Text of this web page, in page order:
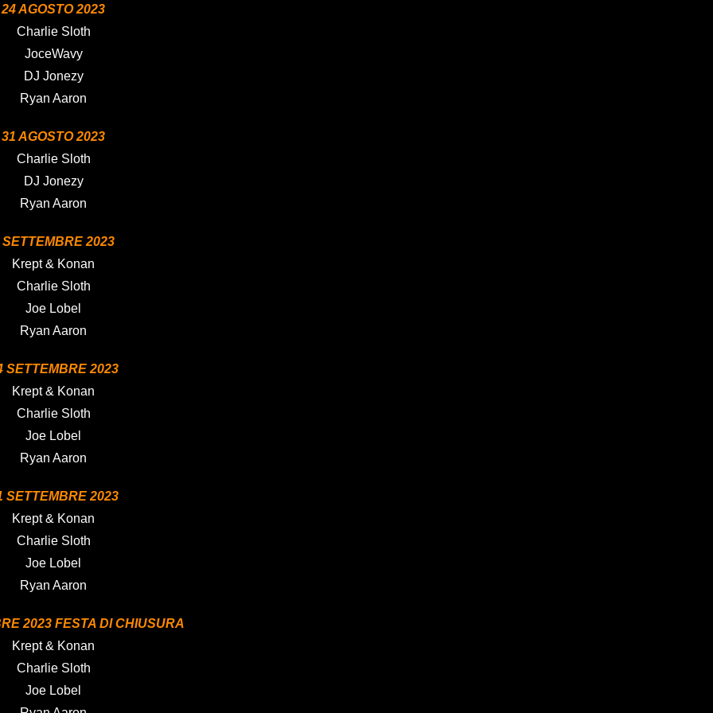
24 AGOSTO 2023
Charlie Sloth
JoceWavy
DJ Jonezy
Ryan Aaron
31 AGOSTO 2023
Charlie Sloth
DJ Jonezy
Ryan Aaron
SETTEMBRE 2023
Krept & Konan
Charlie Sloth
Joe Lobel
Ryan Aaron
SETTEMBRE 2023
Krept & Konan
Charlie Sloth
Joe Lobel
Ryan Aaron
SETTEMBRE 2023
Krept & Konan
Charlie Sloth
Joe Lobel
Ryan Aaron
2023 FESTA DI CHIUSURA
Krept & Konan
Charlie Sloth
Joe Lobel